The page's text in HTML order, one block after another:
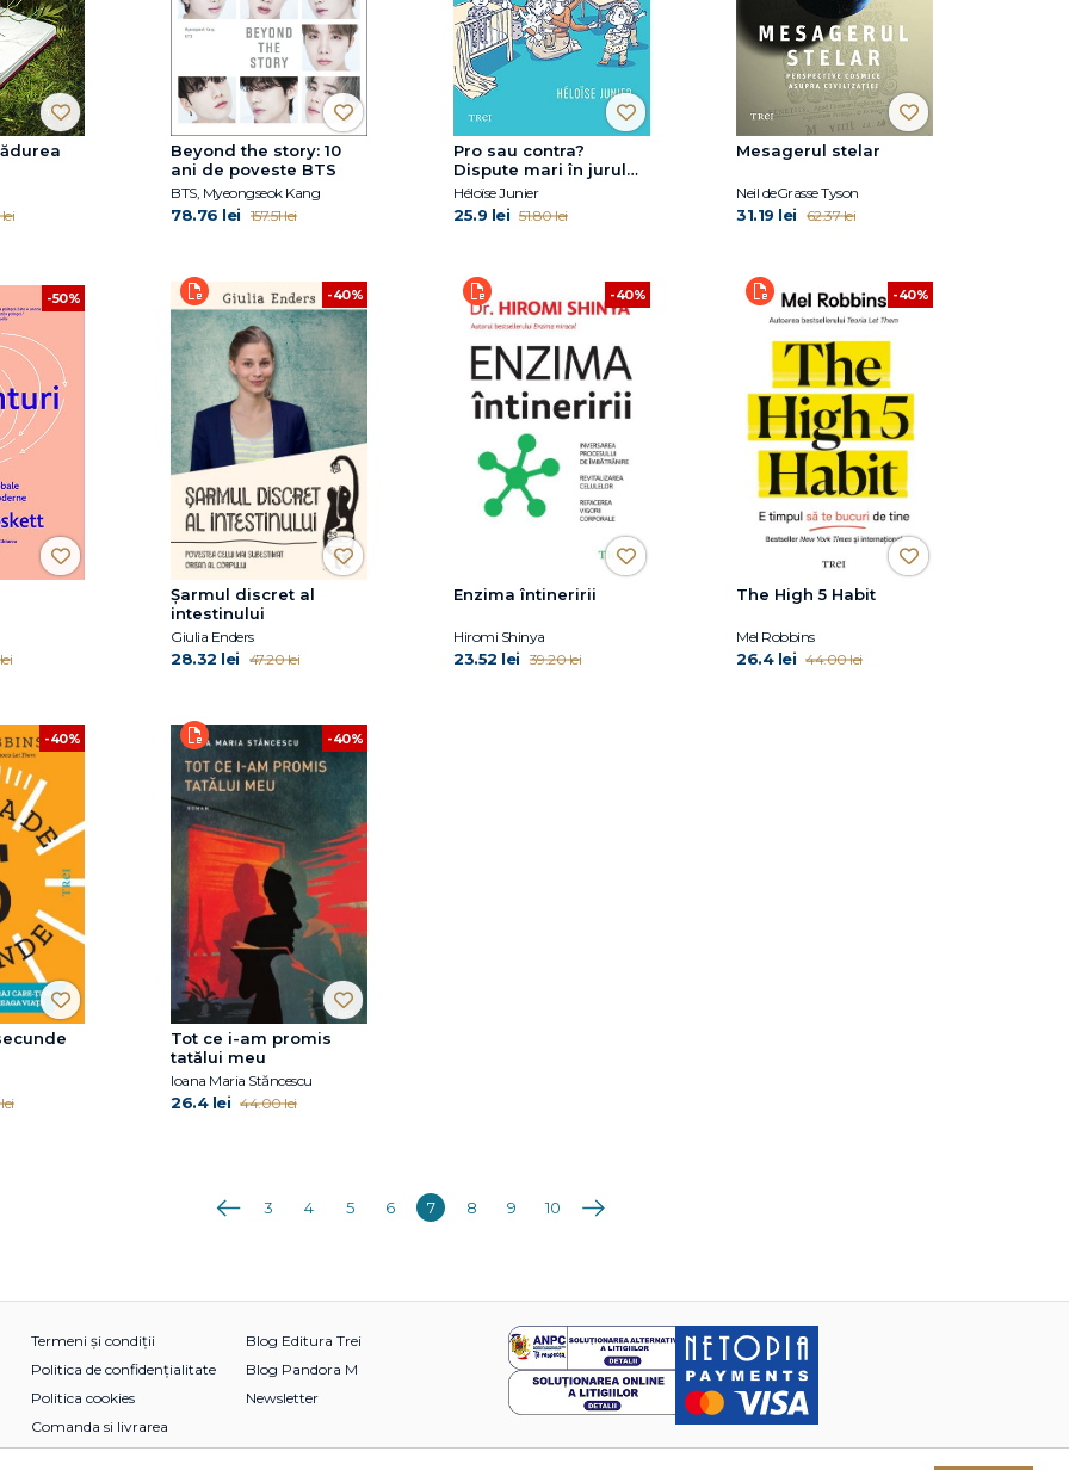
Beyond the story: 10
ani de poveste BTS
BTS, Myeongseok Kang
78.76 lei 157.51 lei
Pro sau contra?
Dispute mari în jurul
copilăriei mici – ce ne
spune știința
Héloïse Junier
25.9 lei 51.80 lei
Mesagerul stelar
Neil deGrasse Tyson
31.19 lei 62.37 lei
-50% -40%
Șarmul discret al
intestinului
Giulia Enders
28.32 lei 47.20 lei
-40%
Enzima întineririi
Hiromi Shinya
23.52 lei 39.20 lei
-40%
The High 5 Habit
Mel Robbins
26.4 lei 44.00 lei
-40% -40%
Tot ce i-am promis
tatălui meu
Ioana Maria Stăncescu
26.4 lei 44.00 lei
Anterioara
3 4 5 6 7 8 9 10 Următoarea
Termeni și condiții
Politica de confidențialitate
Politica cookies
Comanda si livrarea
Blog Editura Trei
Blog Pandora M
Newsletter